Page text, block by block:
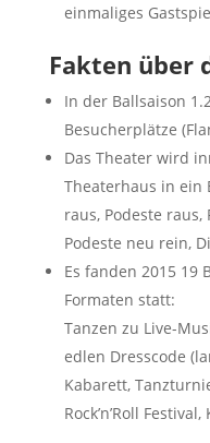
einmaliges
Fakten über
In der Ballsaison
Besucherplätze
Das Theater wird
Theaterhaus in ein
raus, Podeste
Podeste neu rein,
Es fanden 2015 19
Formaten statt:
Tanzen zu Live-
edlen Dresscode
Kabarett,
Rock’n’Roll